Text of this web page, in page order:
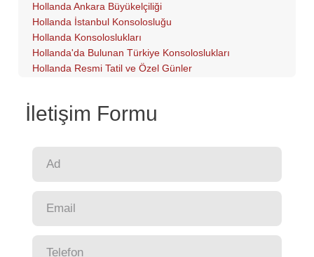
Hollanda Ankara Büyükelçiliği
Hollanda İstanbul Konsolosluğu
Hollanda Konsoloslukları
Hollanda'da Bulunan Türkiye Konsoloslukları
Hollanda Resmi Tatil ve Özel Günler
İletişim Formu